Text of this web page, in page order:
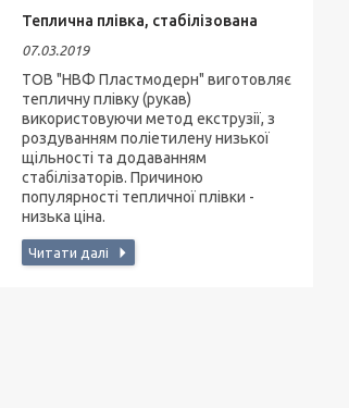
Теплична плівка, стабілізована
07.03.2019
ТОВ "НВФ Пластмодерн" виготовляє
тепличну плівку (рукав)
використовуючи метод екструзії, з
роздуванням поліетилену низької
щільності та додаванням
стабілізаторів. Причиною
популярності тепличної плівки -
низька ціна.